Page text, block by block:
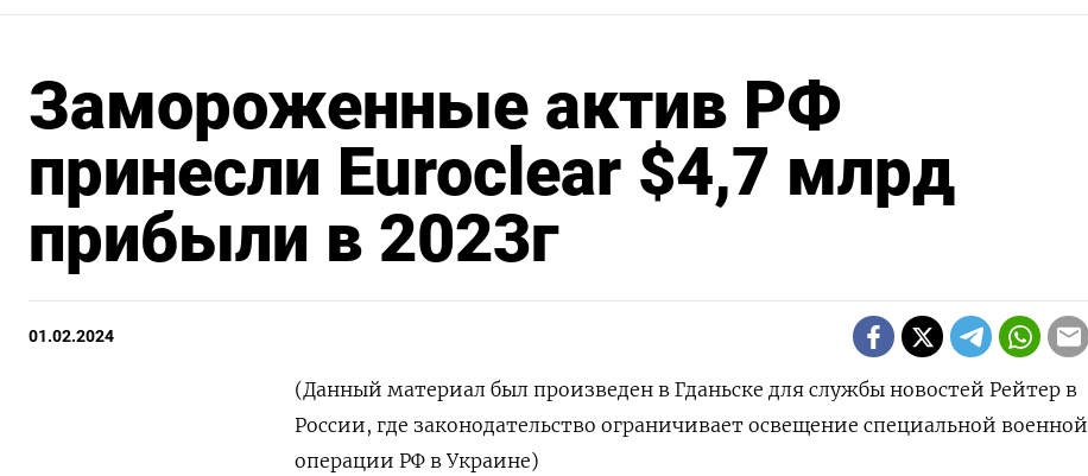
Замороженные актив РФ
принесли Euroclear $4,7 млрд
прибыли в 2023г
01.02.2024
(Данный материал был произведен в Гданьске для службы новостей Рейтер в
России, где законодательство ограничивает освещение специальной военной
операции РФ в Украине)